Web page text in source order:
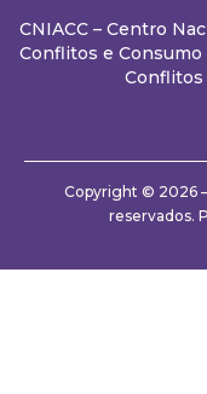
CNIACC – Centro
Conflitos e Consumo
Conflitos
Copyright © 2026
reservados.